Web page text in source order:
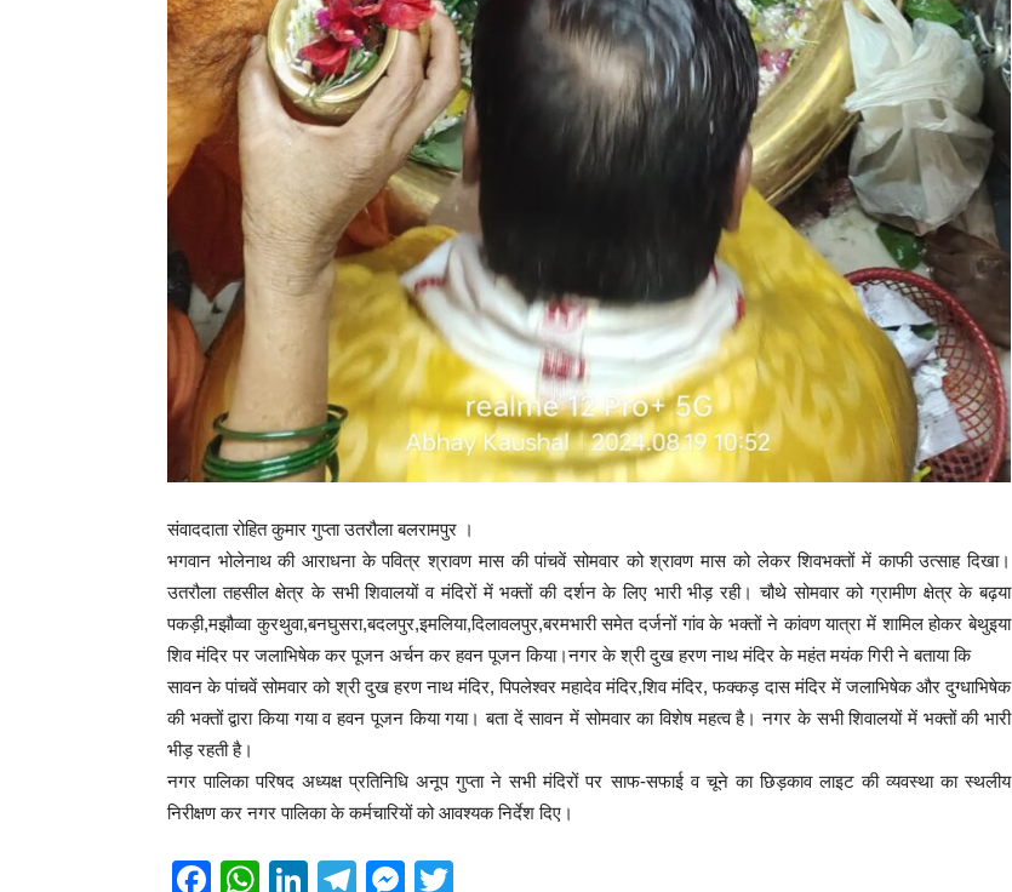
संवाददाता रोहित कुमार गुप्ता उतरौला बलरामपुर ।
भगवान भोलेनाथ की आराधना के पवित्र श्रावण मास की पांचवें सोमवार को श्रावण मास को लेकर शिवभक्तों में काफी उत्साह दिखा।
उतरौला तहसील क्षेत्र के सभी शिवालयों व मंदिरों में भक्तों की दर्शन के लिए भारी भीड़ रही। चौथे सोमवार को ग्रामीण क्षेत्र के बढ़या
पकड़ी,मझौव्वा कुरथुवा,बनघुसरा,बदलपुर,इमलिया,दिलावलपुर,बरमभारी समेत दर्जनों गांव के भक्तों ने कांवण यात्रा में शामिल होकर बेथुइया
शिव मंदिर पर जलाभिषेक कर पूजन अर्चन कर हवन पूजन किया।नगर के श्री दुख हरण नाथ मंदिर के महंत मयंक गिरी ने बताया कि
सावन के पांचवें सोमवार को श्री दुख हरण नाथ मंदिर, पिपलेश्वर महादेव मंदिर,शिव मंदिर, फक्कड़ दास मंदिर में जलाभिषेक और दुग्धाभिषेक
की भक्तों द्वारा किया गया व हवन पूजन किया गया। बता दें सावन में सोमवार का विशेष महत्व है। नगर के सभी शिवालयों में भक्तों की भारी
भीड़ रहती है।
नगर पालिका परिषद अध्यक्ष प्रतिनिधि अनूप गुप्ता ने सभी मंदिरों पर साफ-सफाई व चूने का छिड़काव लाइट की व्यवस्था का स्थलीय
निरीक्षण कर नगर पालिका के कर्मचारियों को आवश्यक निर्देश दिए।
F
W
Li
T
M